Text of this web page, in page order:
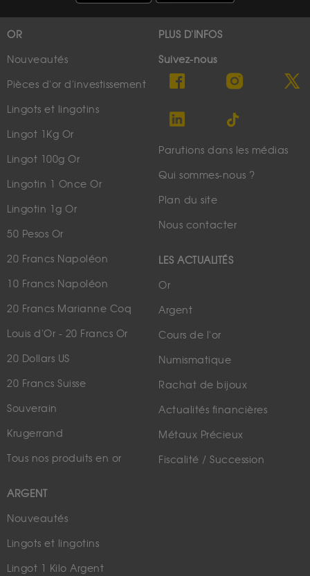
OR
Nouveautés
Pièces d'or d'investissement
Lingots et lingotins
Lingot 1Kg Or
Lingot 100g Or
Lingotin 1 Once Or
Lingotin 1g Or
50 Pesos Or
20 Francs Napoléon
10 Francs Napoléon
20 Francs Marianne Coq
Louis d'Or - 20 Francs Or
20 Dollars US
20 Francs Suisse
Souverain
Krugerrand
Tous nos produits en or
ARGENT
Nouveautés
Lingots et lingotins
Lingot 1 Kilo Argent
PLUS D'INFOS
Suivez-nous
Parutions dans les médias
Qui sommes-nous ?
Plan du site
Nous contacter
LES ACTUALITÉS
Or
Argent
Cours de l'or
Numismatique
Rachat de bijoux
Actualités financières
Métaux Précieux
Fiscalité / Succession